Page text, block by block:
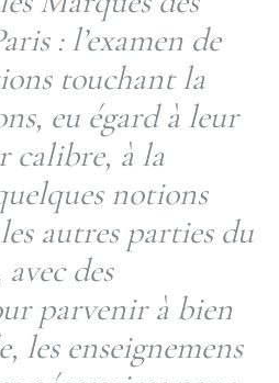
: l’examen de
touchant la
eu égard à leur
calibre, à la
notions
autres parties du
des
parvenir à bien
les enseignemens